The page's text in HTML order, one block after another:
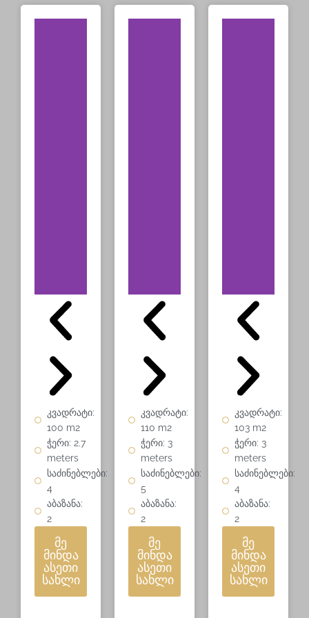
კვადრატი:
100 m2
ჭერი: 2.7
meters
საძინებლები:
4
აბაზანა:
2
მე
მინდა
ასეთი
სახლი
კვადრატი:
110 m2
ჭერი: 3
meters
საძინებლები:
5
აბაზანა:
2
მე
მინდა
ასეთი
სახლი
კვადრატი:
103 m2
ჭერი: 3
meters
საძინებლები:
4
აბაზანა:
2
მე
მინდა
ასეთი
სახლი